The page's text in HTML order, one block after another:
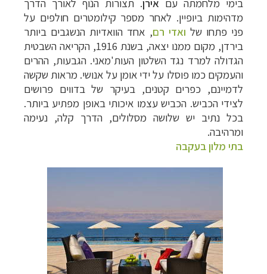
בימי מלחמתה עם אירן. תצורות הנוף לאורך הדרך
מדהימות ביופיין. לאחר מספר קילומטרים חולפים על
פני פתחו של ואדי רם, אחד הוואדיות הנשגבים ביותר
בירדן, מקום ממנו יצאה, בשנת 1916, הקריאה השבטית
הגדולה למרד נגד השלטון העות'מאני. הגבעות, ההרים
והעמקים כמו פוסלו על ידי אומן על אנושי. מראות שקשה
לדמיינם, כפרים קטנים, בעיקר של בדווים פרושים
לצידי הכביש. הכביש עצמו איכותי באופן מפתיע ביותר.
בכל נתיב יש שלושה מסלולים, הדרך קלה, נעימה
ומרהיבה.
בתי מלון בעקבה